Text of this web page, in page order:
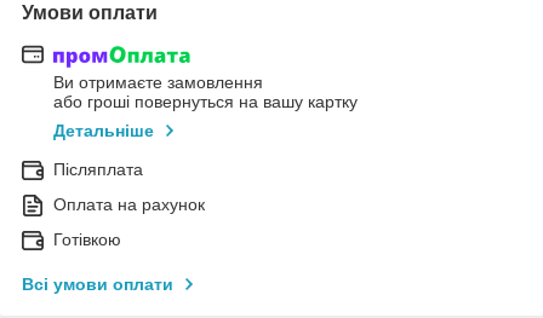
Умови оплати
Ви отримаєте замовлення
або гроші повернуться на вашу картку
Детальніше
Післяплата
Оплата на рахунок
Готівкою
Всі умови оплати